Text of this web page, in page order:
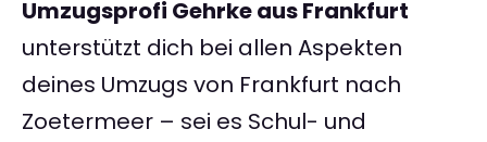
Umzugsprofi Gehrke aus Frankfurt
unterstützt dich bei allen Aspekten
deines Umzugs von Frankfurt nach
Zoetermeer – sei es Schul- und